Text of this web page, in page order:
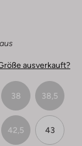
ausverkauft?
38 38,5
42,5 43